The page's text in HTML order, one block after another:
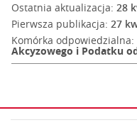
Ostatnia aktualizacja: 28
Pierwsza publikacja: 27
Komórka odpowiedzialna:
Akcyzowego i Podatku